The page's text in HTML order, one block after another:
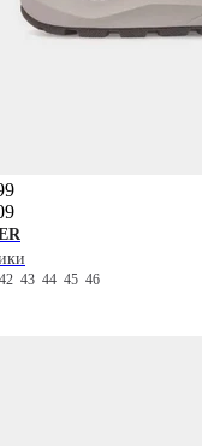
42 43 44 45 46